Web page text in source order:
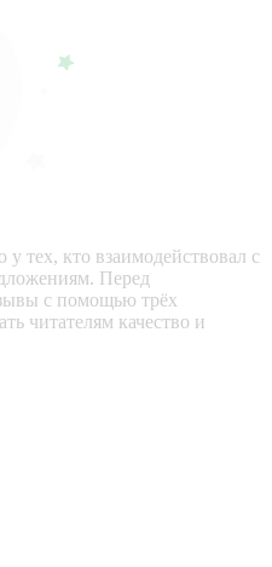
тех, кто взаимодействовал с
Перед
с помощью трёх
читателям качество и